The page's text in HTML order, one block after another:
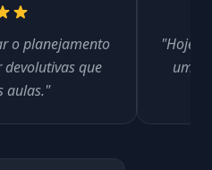
o planejamento
devolutivas que
aulas."
"Hoje
um